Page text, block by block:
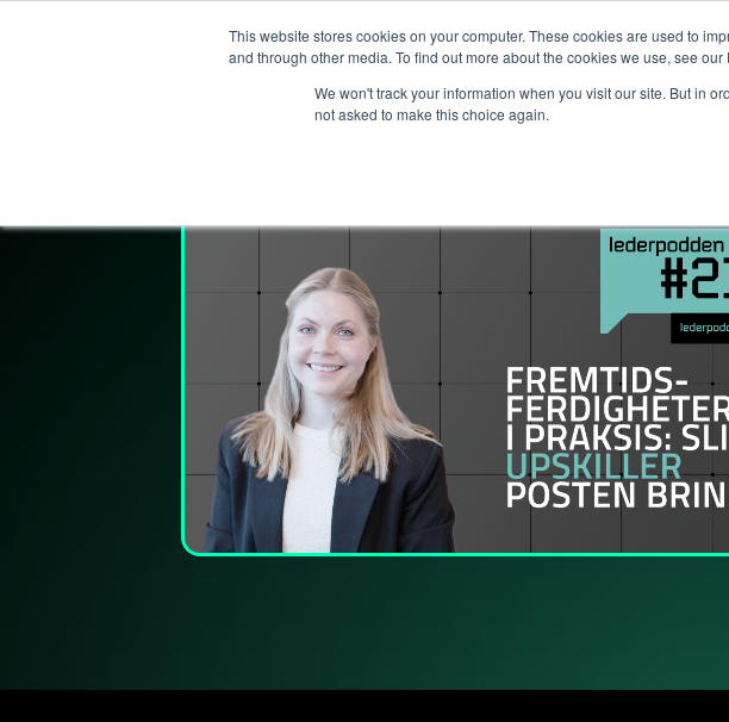
This website stores cookies on your computer. These cookies are used to
and through other media. To find out more about the cookies we use, see our
We won't track your information when you visit our site. But in
not asked to make this choice again.
Tjenester